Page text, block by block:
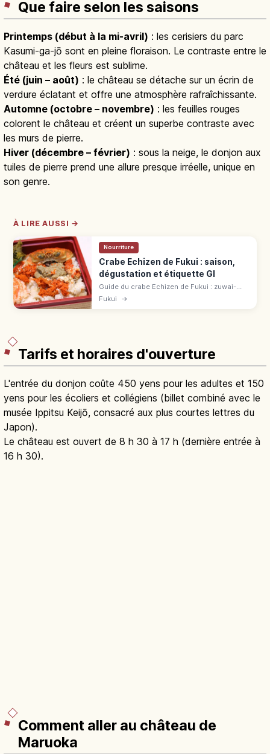
Que faire selon les saisons
Printemps (début à la mi-avril) : les cerisiers du parc
Kasumi-ga-jō sont en pleine floraison. Le contraste entre le
château et les fleurs est sublime.
Été (juin – août) : le château se détache sur un écrin de
verdure éclatant et offre une atmosphère rafraîchissante.
Automne (octobre – novembre) : les feuilles rouges
colorent le château et créent un superbe contraste avec
les murs de pierre.
Hiver (décembre – février) : sous la neige, le donjon aux
tuiles de pierre prend une allure presque irréelle, unique en
son genre.
À LIRE AUSSI →
Nourriture
Crabe Echizen de Fukui : saison,
dégustation et étiquette GI
Guide du crabe Echizen de Fukui : zuwai-
gani d'hiver, étiquette jaune, label GI, saison
Fukui →
Tarifs et horaires d'ouverture
L'entrée du donjon coûte 450 yens pour les adultes et 150
yens pour les écoliers et collégiens (billet combiné avec le
musée Ippitsu Keijō, consacré aux plus courtes lettres du
Japon).
Le château est ouvert de 8 h 30 à 17 h (dernière entrée à
16 h 30).
Comment aller au château de
Maruoka